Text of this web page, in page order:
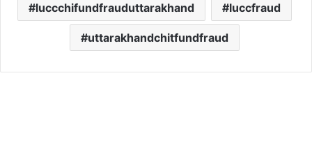
luccchifundfrauduttarakhand luccfraud
uttarakhandchitfundfraud